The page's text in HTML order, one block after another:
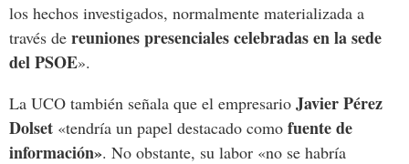
los hechos investigados, normalmente materializada a
través de reunionespresencialescelebradasenlasede
delPSOE».
La UCO también señala que el empresario JavierPérez
Dolset «tendría un papel destacado como fuentede
información». No obstante, su labor «no se habría